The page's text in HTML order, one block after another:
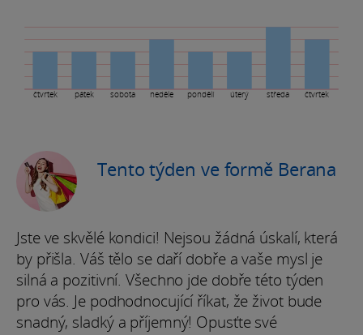
čtvrtek pátek sobota neděle pondělí úterý středa čtvrtek
Tento týden ve formě Berana
Jste ve skvělé kondici! Nejsou žádná úskalí, která
by přišla. Váš tělo se daří dobře a vaše mysl je
silná a pozitivní. Všechno jde dobře této týden
pro vás. Je podhodnocující říkat, že život bude
snadný, sladký a příjemný! Opusťte své